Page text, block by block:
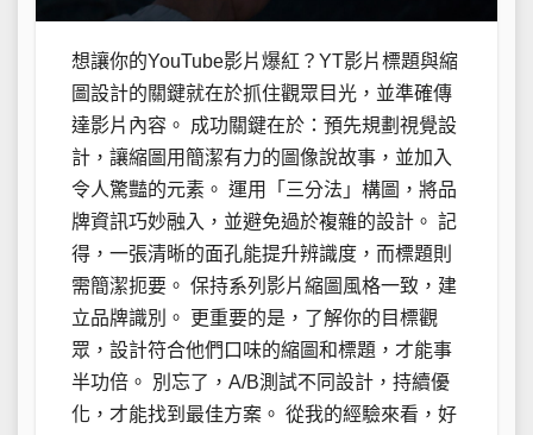
想讓你的YouTube影片爆紅？YT影片標題與縮
圖設計的關鍵就在於抓住觀眾目光，並準確傳
達影片內容。 成功關鍵在於：預先規劃視覺設
計，讓縮圖用簡潔有力的圖像說故事，並加入
令人驚豔的元素。 運用「三分法」構圖，將品
牌資訊巧妙融入，並避免過於複雜的設計。 記
得，一張清晰的面孔能提升辨識度，而標題則
需簡潔扼要。 保持系列影片縮圖風格一致，建
立品牌識別。 更重要的是，了解你的目標觀
眾，設計符合他們口味的縮圖和標題，才能事
半功倍。 別忘了，A/B測試不同設計，持續優
化，才能找到最佳方案。 從我的經驗來看，好